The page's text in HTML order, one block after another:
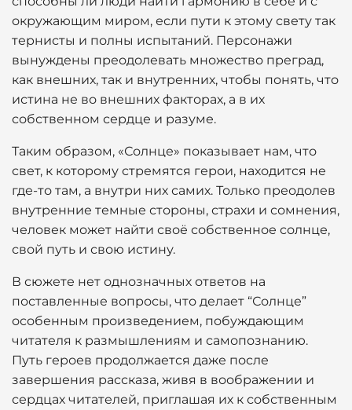
окружающим миром, если пути к этому свету так
тернисты и полны испытаний. Персонажи
вынуждены преодолевать множество преград,
как внешних, так и внутренних, чтобы понять, что
истина не во внешних факторах, а в их
собственном сердце и разуме.
Таким образом, «Солнце» показывает нам, что
свет, к которому стремятся герои, находится не
где-то там, а внутри них самих. Только преодолев
внутренние темные стороны, страхи и сомнения,
человек может найти своё собственное солнце,
свой путь и свою истину.
В сюжете нет однозначных ответов на
поставленные вопросы, что делает “Солнце”
особенным произведением, побуждающим
читателя к размышлениям и самопознанию.
Путь героев продолжается даже после
завершения рассказа, живя в воображении и
сердцах читателей, приглашая их к собственным